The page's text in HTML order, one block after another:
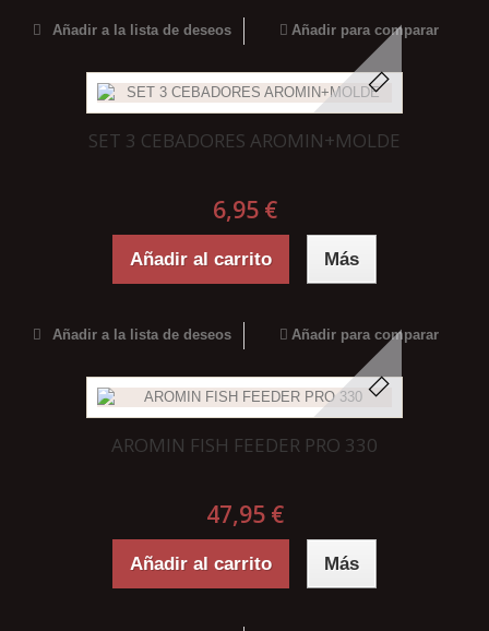
Añadir a la lista de deseos Añadir para comparar
SET 3 CEBADORES AROMIN+MOLDE
6,95 €
Añadir al carrito Más
Añadir a la lista de deseos Añadir para comparar
AROMIN FISH FEEDER PRO 330
47,95 €
Añadir al carrito Más